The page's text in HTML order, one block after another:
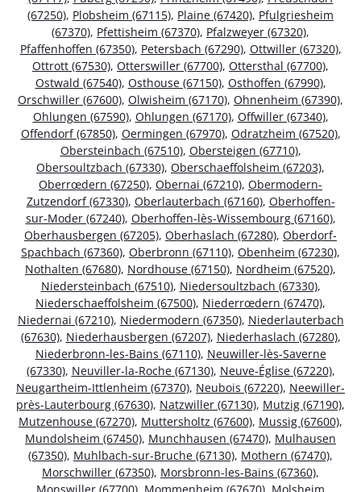
(67250), Plobsheim (67115), Plaine (67420), Pfulgriesheim
(67370), Pfettisheim (67370), Pfalzweyer (67320),
Pfaffenhoffen (67350), Petersbach (67290), Ottwiller (67320),
Ottrott (67530), Otterswiller (67700), Ottersthal (67700),
Ostwald (67540), Osthouse (67150), Osthoffen (67990),
Orschwiller (67600), Olwisheim (67170), Ohnenheim (67390),
Ohlungen (67590), Ohlungen (67170), Offwiller (67340),
Offendorf (67850), Oermingen (67970), Odratzheim (67520),
Obersteinbach (67510), Obersteigen (67710),
Obersoultzbach (67330), Oberschaeffolsheim (67203),
Oberrœdern (67250), Obernai (67210), Obermodern-
Zutzendorf (67330), Oberlauterbach (67160), Oberhoffen-
sur-Moder (67240), Oberhoffen-lès-Wissembourg (67160),
Oberhausbergen (67205), Oberhaslach (67280), Oberdorf-
Spachbach (67360), Oberbronn (67110), Obenheim (67230),
Nothalten (67680), Nordhouse (67150), Nordheim (67520),
Niedersteinbach (67510), Niedersoultzbach (67330),
Niederschaeffolsheim (67500), Niederrœdern (67470),
Niedernai (67210), Niedermodern (67350), Niederlauterbach
(67630), Niederhausbergen (67207), Niederhaslach (67280),
Niederbronn-les-Bains (67110), Neuwiller-lès-Saverne
(67330), Neuviller-la-Roche (67130), Neuve-Église (67220),
Neugartheim-Ittlenheim (67370), Neubois (67220), Neewiller-
près-Lauterbourg (67630), Natzwiller (67130), Mutzig (67190),
Mutzenhouse (67270), Muttersholtz (67600), Mussig (67600),
Mundolsheim (67450), Munchhausen (67470), Mulhausen
(67350), Muhlbach-sur-Bruche (67130), Mothern (67470),
Morschwiller (67350), Morsbronn-les-Bains (67360),